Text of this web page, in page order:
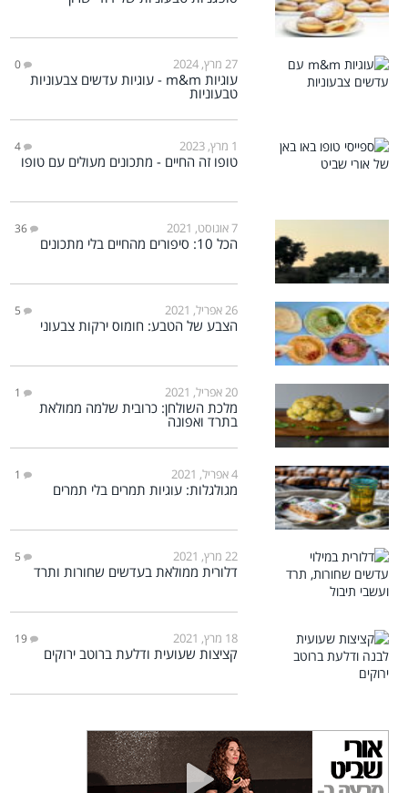
27 מרץ, 2024 0
עוגיות m&m - עוגיות עדשים צבעוניות
טבעוניות
1 מרץ, 2023 4
טופו זה החיים - מתכונים מעולים עם טופו
7 אוגוסט, 2021 36
הכל 10: סיפורים מהחיים בלי מתכונים
26 אפריל, 2021 5
הצבע של הטבע: חומוס ירקות צבעוני
20 אפריל, 2021 1
מלכת השולחן: כרובית שלמה ממולאת
בתרד ואפונה
4 אפריל, 2021 1
מגולגלות: עוגיות תמרים בלי תמרים
22 מרץ, 2021 5
דלורית ממולאת בעדשים שחורות ותרד
18 מרץ, 2021 19
קציצות שעועית ודלעת ברוטב ירוקים